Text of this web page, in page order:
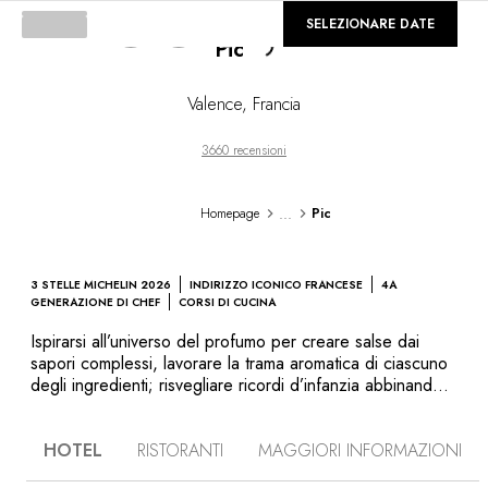
GALLERIA
Pic Loading...
Valence, Francia
3660 recensioni
Homepage ... Pic
3 STELLE MICHELIN 2026 INDIRIZZO ICONICO FRANCESE
4A
GENERAZIONE DI CHEF
CORSI DI CUCINA
Ispirarsi all’universo del profumo per creare salse dai
sapori complessi, lavorare la trama aromatica di ciascuno
degli ingredienti; risvegliare ricordi d’infanzia abbinando il
Anne-Sophie Pic è una cucina sensibile. Chef
SELEZIONARE DATE
HOTEL RISTORANTI MAGGIORI INFORMAZIONI